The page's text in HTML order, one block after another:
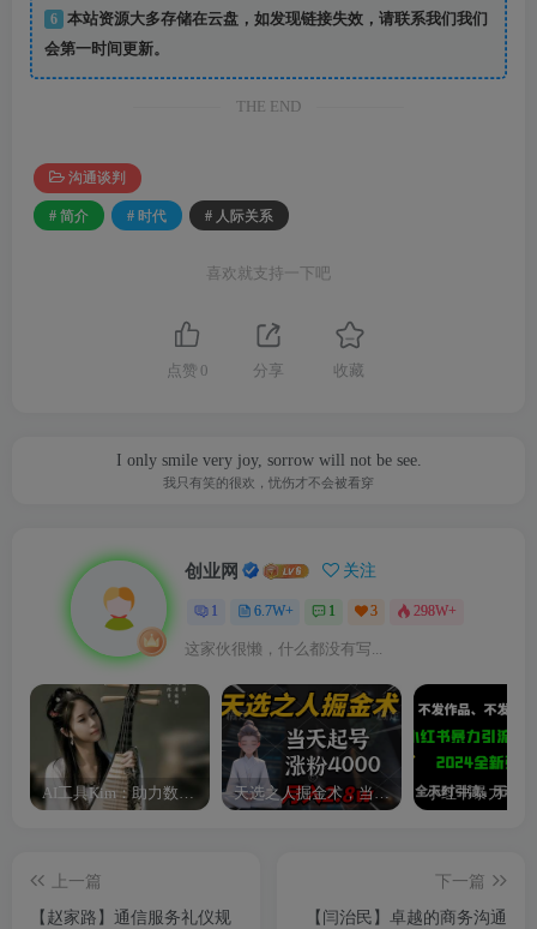
6
本站资源大多存储在云盘，如发现链接失效，请联系我们我们
会第一时间更新。
THE END
沟通谈判
# 简介 # 时代 # 人际关系
喜欢就支持一下吧
点赞 0 分享 收藏
I only smile very joy, sorrow will not be see.
我只有笑的很欢，忧伤才不会被看穿
创业网 关注
1 6.7W+ 1 3 298W+
这家伙很懒，什么都没有写...
AI工具Kim：助力数字化转型的智能助手 天选之人掘金术，当天起号，7条作品涨粉4000+，单月变现2.8w天选之人掘…
上一篇
【赵家路】通信服务礼仪规
下一篇
【闫治民】卓越的商务沟通